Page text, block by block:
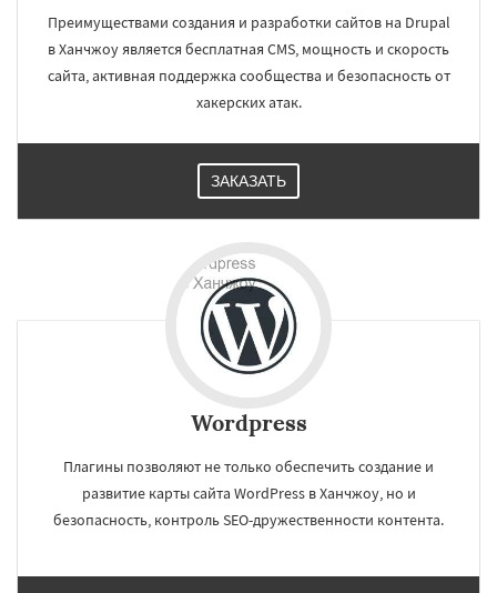
Преимуществами создания и разработки сайтов на Drupal
в Ханчжоу является бесплатная CMS, мощность и скорость
сайта, активная поддержка сообщества и безопасность от
хакерских атак.
ЗАКАЗАТЬ
Wordpress
Плагины позволяют не только обеспечить создание и
развитие карты сайта WordPress в Ханчжоу, но и
безопасность, контроль SEO-дружественности контента.